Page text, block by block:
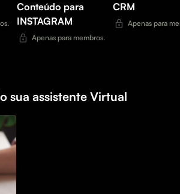
Conteúdo para
INSTAGRAM
Apenas para membros.
CRM
Apenas para
sua assistente Virtual